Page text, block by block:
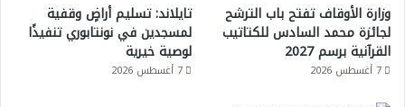
وزارة الأوقاف تفتح باب الترشح
لجائزة محمد السادس للكتاتيب
القرآنية برسم 2027
7 أغسطس 2026
تايلاند: تسليم أراضٍ وقفية
لمسجدين في نونتابوري تنفيذًا
لوصية خيرية
7 أغسطس 2026